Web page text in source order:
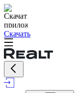
Скачать